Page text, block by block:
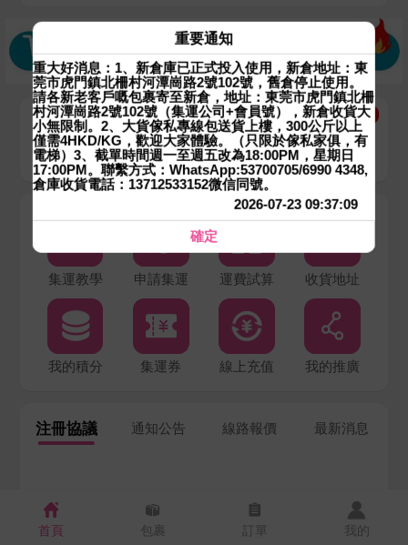
我的包裹
-
待付款
-
待發貨
-
未簽收
-
集運教學 申請集運 運費試算 收貨地址
我的積分 集運券 線上充值 我的推廣
注冊協議 通知公告 線路報價 最新消息
首頁 包裹 訂單 我的
重要通知
重大好消息：1、 新倉庫已正式投入使用，新倉地址：東
莞市虎門鎮北柵村河潭崗路2號102號，舊倉停止使用。
請各新老客戶嘅包裹寄至新倉，地址：東莞市虎門鎮北柵
村河潭崗路2號102號（集運公司+會員號），新倉收貨大
小無限制。2、大貨傢私專線包送貨上樓，300公斤以上
僅需4HKD/KG，歡迎大家體驗。（只限於傢私家俱，有
電梯）3、截單時間週一至週五改為18:00PM，星期日
17:00PM。聯繫方式：WhatsApp:53700705/6990 4348,
倉庫收貨電話：13712533152微信同號。
2026-07-23 09:37:09
確定